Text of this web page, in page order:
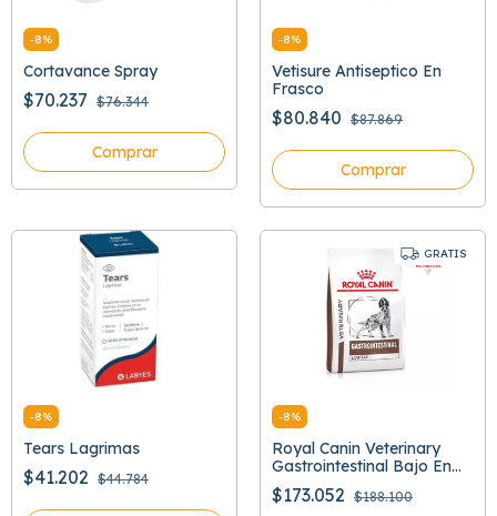
-8%
Cortavance Spray
$70.237 $76.344
Comprar
-8%
Vetisure Antiseptico En
Frasco
$80.840 $87.869
Comprar
-8%
Tears Lagrimas
$41.202 $44.784
GRATIS
-8%
Royal Canin Veterinary
Gastrointestinal Bajo En
Grasa
$173.052 $188.100